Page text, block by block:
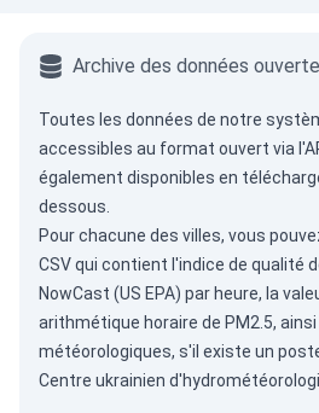
Archive des données
Toutes les données de notre
accessibles au format ouvert via
également disponibles en
dessous.
Pour chacune des villes, vous
CSV qui contient l'indice de qualité
NowCast (US EPA) par heure, la
arithmétique horaire de PM2.5,
météorologiques, s'il existe un
Centre ukrainien